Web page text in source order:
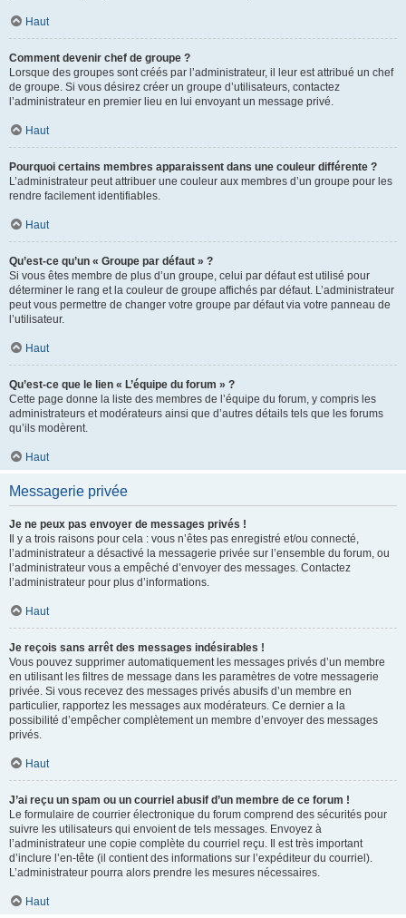
Haut
Comment devenir chef de groupe ?
Lorsque des groupes sont créés par l’administrateur, il leur est attribué un chef
de groupe. Si vous désirez créer un groupe d’utilisateurs, contactez
l’administrateur en premier lieu en lui envoyant un message privé.
Haut
Pourquoi certains membres apparaissent dans une couleur différente ?
L’administrateur peut attribuer une couleur aux membres d’un groupe pour les
rendre facilement identifiables.
Haut
Qu’est-ce qu’un « Groupe par défaut » ?
Si vous êtes membre de plus d’un groupe, celui par défaut est utilisé pour
déterminer le rang et la couleur de groupe affichés par défaut. L’administrateur
peut vous permettre de changer votre groupe par défaut via votre panneau de
l’utilisateur.
Haut
Qu’est-ce que le lien « L’équipe du forum » ?
Cette page donne la liste des membres de l’équipe du forum, y compris les
administrateurs et modérateurs ainsi que d’autres détails tels que les forums
qu’ils modèrent.
Haut
Messagerie privée
Je ne peux pas envoyer de messages privés !
Il y a trois raisons pour cela : vous n’êtes pas enregistré et/ou connecté,
l’administrateur a désactivé la messagerie privée sur l’ensemble du forum, ou
l’administrateur vous a empêché d’envoyer des messages. Contactez
l’administrateur pour plus d’informations.
Haut
Je reçois sans arrêt des messages indésirables !
Vous pouvez supprimer automatiquement les messages privés d’un membre
en utilisant les filtres de message dans les paramètres de votre messagerie
privée. Si vous recevez des messages privés abusifs d’un membre en
particulier, rapportez les messages aux modérateurs. Ce dernier a la
possibilité d’empêcher complètement un membre d’envoyer des messages
privés.
Haut
J’ai reçu un spam ou un courriel abusif d’un membre de ce forum !
Le formulaire de courrier électronique du forum comprend des sécurités pour
suivre les utilisateurs qui envoient de tels messages. Envoyez à
l’administrateur une copie complète du courriel reçu. Il est très important
d’inclure l’en-tête (il contient des informations sur l’expéditeur du courriel).
L’administrateur pourra alors prendre les mesures nécessaires.
Haut